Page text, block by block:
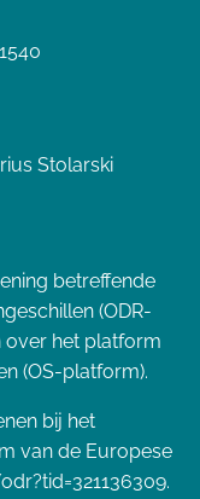
Stolarski
betreffende
(ODR-
over het platform
(OS-platform).
bij het
van de Europese